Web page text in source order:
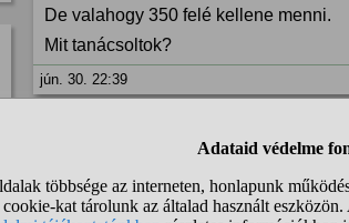
De valahogy 350 felé kellene menni.
Mit tanácsoltok?
jún. 30. 22:39
11/40 A kérdező kommentje: